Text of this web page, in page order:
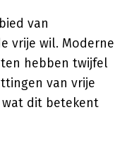
van
vrije wil. Moderne
hebben twijfel
van vrije
dit betekent